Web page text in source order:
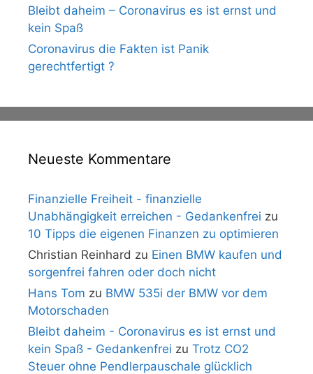
Bleibt daheim – Coronavirus es ist ernst und
kein Spaß
Coronavirus die Fakten ist Panik
gerechtfertigt ?
Neueste Kommentare
Finanzielle Freiheit - finanzielle
Unabhängigkeit erreichen - Gedankenfrei zu
10 Tipps die eigenen Finanzen zu optimieren
Christian Reinhard zu Einen BMW kaufen und
sorgenfrei fahren oder doch nicht
Hans Tom zu BMW 535i der BMW vor dem
Motorschaden
Bleibt daheim - Coronavirus es ist ernst und
kein Spaß - Gedankenfrei zu Trotz CO2
Steuer ohne Pendlerpauschale glücklich